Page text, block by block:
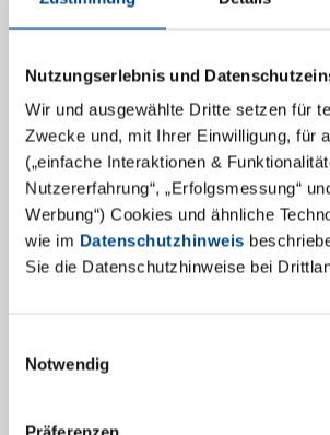
Nutzungserlebnis und
Wir und ausgewählte Dritte setzen für
Zwecke und, mit Ihrer Einwilligung, für
(„einfache Interaktionen &
Nutzererfahrung“, „Erfolgsmessung“
Werbung“) Cookies und ähnliche
wie im Datenschutzhinweis
Sie die Datenschutzhinweise bei
Notwendig
HPLC-Analysen zur
nichtflüchtiger
Verbindungen (NVOC)
sich, die Erweiterung seines
um Hochleistungs-